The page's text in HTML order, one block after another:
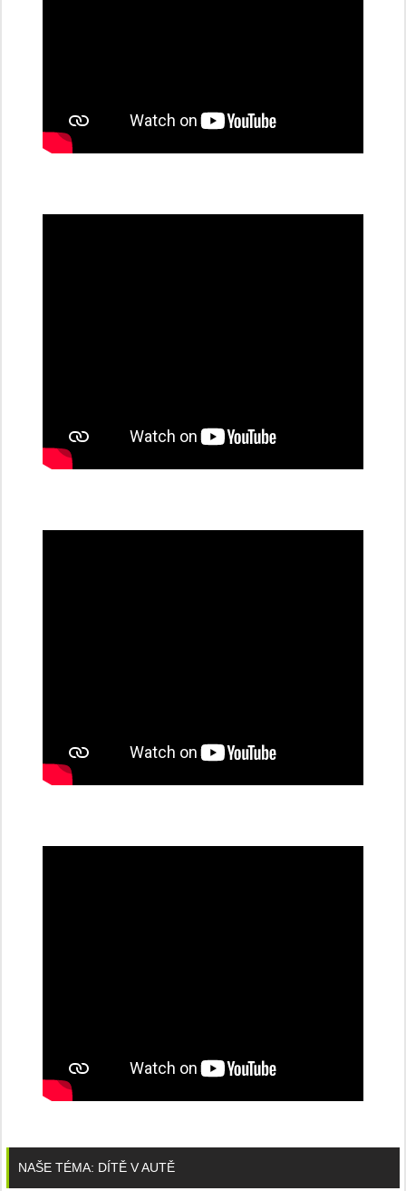
NAŠE TÉMA: DÍTĚ V AUTĚ